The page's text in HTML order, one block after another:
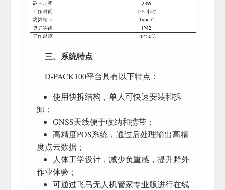
三、系统特点
D-PACK100平台具有以下特点：
使用快拆结构，单人可快速安装和拆
卸；
GNSS天线便于收纳和携带；
高精度POS系统，通过后处理输出高精
度点云数据；
人体工学设计，减少负重感，提升野外
作业体验；
可通过飞马无人机管家专业版进行在线